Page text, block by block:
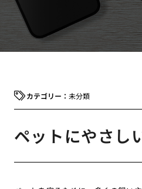
未分類
ペットにやさし